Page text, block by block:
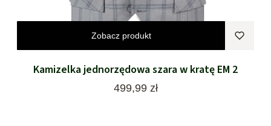
Zobacz produkt
Kamizelka jednorzędowa szara w kratę EM 2
Cena
499,99 zł